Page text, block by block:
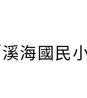
海國民